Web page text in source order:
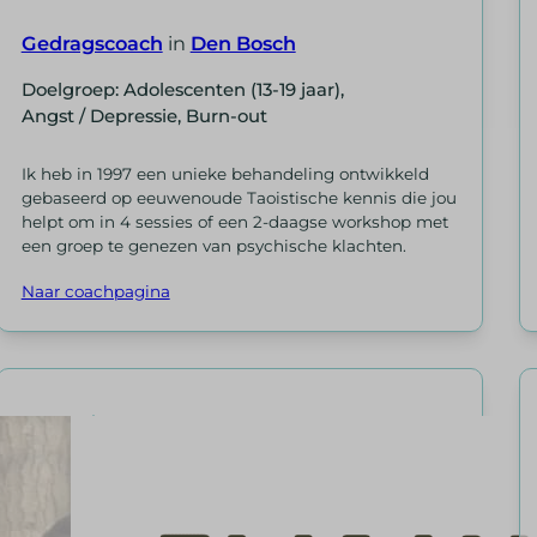
Gedragscoach in Den Bosch
Doelgroep: Adolescenten (13-19 jaar),
Angst / Depressie, Burn-out
Ik heb in 1997 een unieke behandeling ontwikkeld
gebaseerd op eeuwenoude Taoistische kennis die jou
helpt om in 4 sessies of een 2-daagse workshop met
een groep te genezen van psychische klachten.
Naar coachpagina